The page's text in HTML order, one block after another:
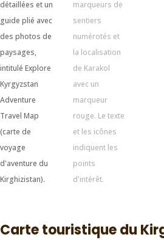
Carte touristique du